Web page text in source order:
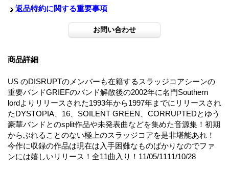
返品特約に関する重要事項
商品詳細
US のDISRUPTのメンバーも在籍するスラッジコアシーンの
重要バンドGRIEFのバンド解散後の2002年に名門Southern
lordよりリリースされた1993年から1997年までにリリースされ
たDYSTOPIA、16、SOILENT GREEN、CORRUPTEDとゆう
豪華バンドとのsplit作品や未発表曲などを集めた音源集！初期
からぶれることのない極上のスラッジコアを是非堪能あれ！
今作に収録の作品は現在は入手困難なものばかりなのでファ
ンには嬉しいリリース！全11曲入り！11/05/1111/10/28